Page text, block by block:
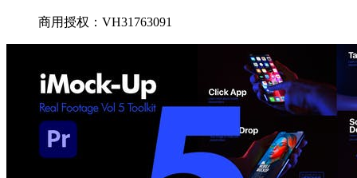
商用授权：VH31763091